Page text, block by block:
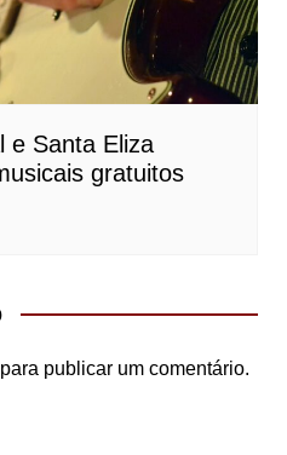
e Santa Eliza
gratuitos
para publicar um comentário.